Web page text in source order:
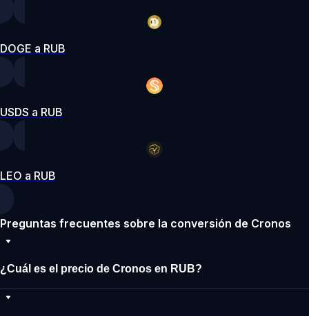
DOGE a RUB
USDS a RUB
LEO a RUB
Preguntas frecuentes sobre la conversión de Cronos
¿Cuál es el precio de Cronos en RUB?